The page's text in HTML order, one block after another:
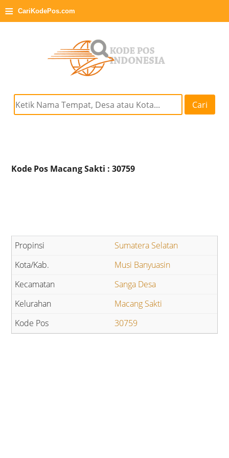
≡ CariKodePos.com
Cari
Kode Pos Macang Sakti : 30759
Sumatera Selatan
Musi Banyuasin
Sanga Desa
Macang Sakti
30759